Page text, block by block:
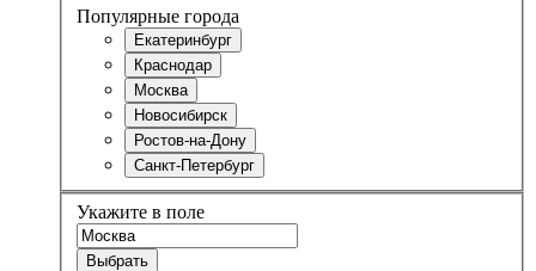
Популярные города
Екатеринбург
Краснодар
Москва
Новосибирск
Ростов-на-Дону
Санкт-Петербург
Укажите в поле
Выбрать